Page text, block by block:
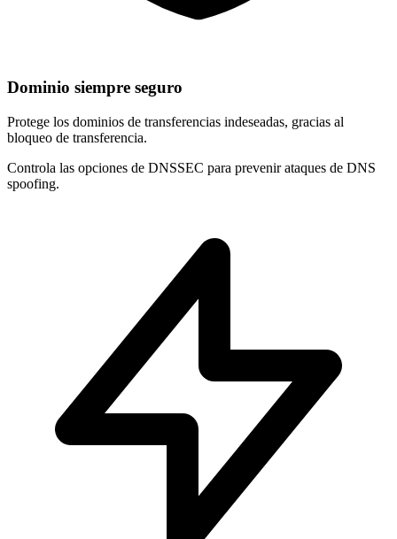
Dominio siempre seguro
Protege los dominios de transferencias indeseadas, gracias al
bloqueo de transferencia.
Controla las opciones de DNSSEC para prevenir ataques de DNS
spoofing.